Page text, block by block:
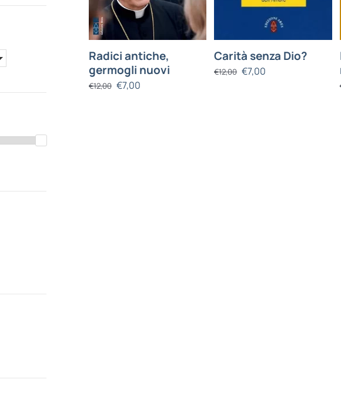
Radici antiche,
germogli nuovi
€12,00 €7,00
Carità senza Dio?
€12,00 €7,00